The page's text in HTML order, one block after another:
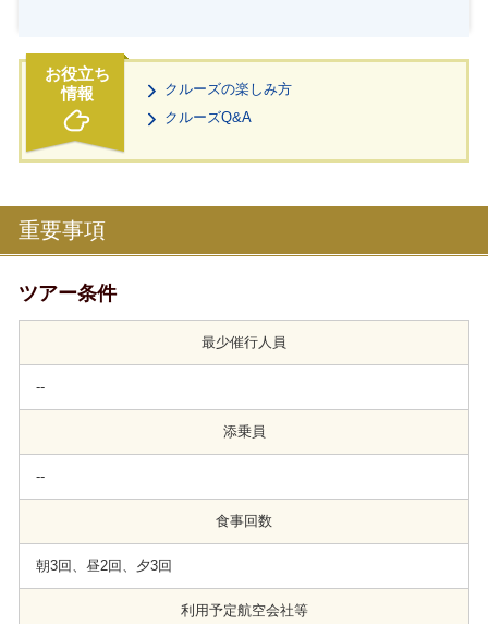
クルーズの楽しみ方
クルーズQ&A
重要事項
ツアー条件
最少催行人員
--
添乗員
--
食事回数
朝3回、昼2回、夕3回
利用予定航空会社等